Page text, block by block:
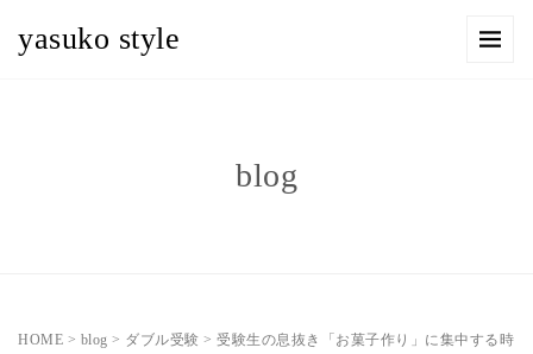
yasuko style
blog
HOME > blog > ダブル受験 > 受験生の息抜き「お菓子作り」に集中する時